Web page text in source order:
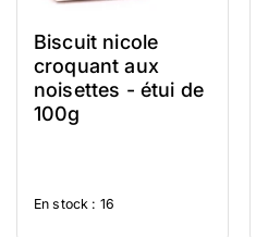
Biscuit nicole
croquant aux
noisettes - étui de
100g
En stock : 16